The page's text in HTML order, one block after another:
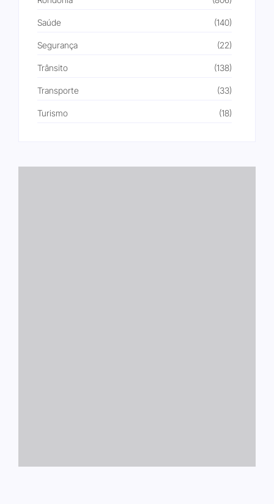
Saúde (140)
Segurança (22)
Trânsito (138)
Transporte (33)
Turismo (18)